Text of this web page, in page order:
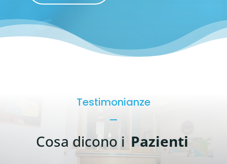
Testimonianze
Cosa dicono i Pazienti